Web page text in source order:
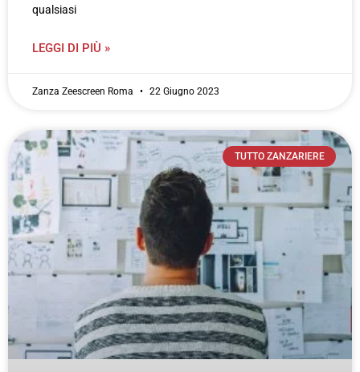
qualsiasi
LEGGI DI PIÙ »
Zanza Zeescreen Roma 22 Giugno 2023
TUTTO ZANZARIERE